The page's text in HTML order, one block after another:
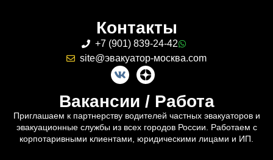
Контакты
+7 (901) 839-24-42
site@эвакуатор-москва.com
Вакансии / Работа
Приглашаем к партнерству водителей частных эвакуаторов и
эвакуационные службы из всех городов России. Работаем с
корпотаривными клиентами, юридическими лицами и ИП.